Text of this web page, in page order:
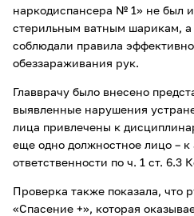
наркодиспансера № 1» не был
стерильным ватным шарикам,
соблюдали правила
обеззараживания рук.
Главврачу было внесено
выявленные нарушения
лица привлечены к
еще одно должностное лицо –
ответственности по ч. 1 ст. 6.3
Проверка также показала, что
«Спасение +», которая